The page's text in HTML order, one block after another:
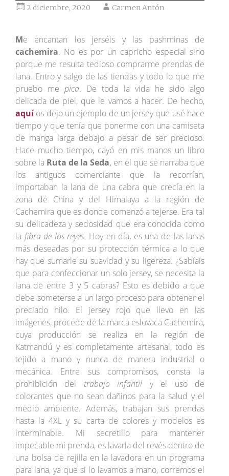
2 diciembre, 2020 Carmen Antón
Me encantan los jerséis y las pashminas de
cachemira. No es por un capricho especial sino
porque me resulta tedioso comprarme prendas de
lana. Entro y salgo de las tiendas y todo lo que me
pruebo me pica. De toda la vida he sido algo
delicada de piel, que le vamos a hacer. De hecho,
aquí os dejo un ejemplo de un jersey que usé hace
tiempo y que tenía que ponerme con una camiseta
de manga larga debajo a pesar de ser precioso.
Hace mucho tiempo, cayó en mis manos un libro
sobre la Ruta de la Seda, en el que se narraba que
los antiguos comerciante que la recorrían,
importaban la lana de una cabra que crecía en la
zona de China y del Himalaya a la región de
Cachemira que es donde comenzó a tejerse. Era tal
su delicadeza y sedosidad que era conocida como
la fibra de los reyes. Hoy en día, es una de las lanas
más deseadas por su protección térmica a lo que
hay que sumarle su suavidad y su ligereza. ¿Sabíais
que para confeccionar un solo jersey, se necesita la
lana de entre 3 y 5 cabras? Esto es debido a que
debe someterse a un largo proceso para obtener el
preciado hilo. El jersey rojo que llevo en las
imágenes, procede de la marca eslovaca Cachemira,
cuya producción se realiza en la región de
Katmandú y es completamente artesanal, todo es
tejido a mano y nunca de manera industrial o
mecánica. Entre sus compromisos, consta la
prohibición del trabajo infantil y el uso de
colorantes que no sean dañinos para la salud y el
medio ambiente. Además, trabajan sus prendas
hasta la 4XL y su carta de colores y modelos es
interminable. Mi secretillo para mantener
impecable mi prenda, es lavarla del revés dentro de
una bolsa de rejilla en la lavadora en un programa
para lana, ya que si lo lavamos a mano, corremos el